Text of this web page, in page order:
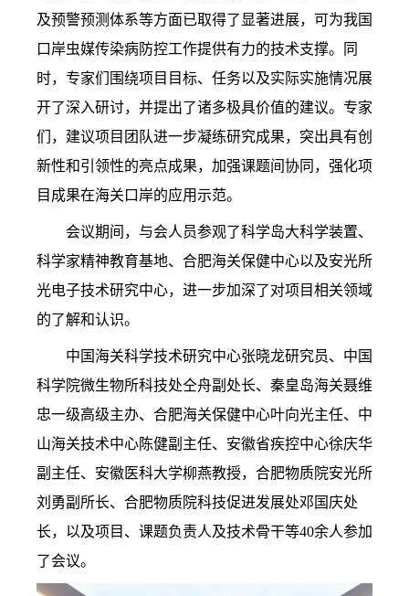
及预警预测体系等方面已取得了显著进展，可为我国
口岸虫媒传染病防控工作提供有力的技术支撑。同
时，专家们围绕项目目标、任务以及实际实施情况展
开了深入研讨，并提出了诸多极具价值的建议。专家
们，建议项目团队进一步凝练研究成果，突出具有创
新性和引领性的亮点成果，加强课题间协同，强化项
目成果在海关口岸的应用示范。
会议期间，与会人员参观了科学岛大科学装置、
科学家精神教育基地、合肥海关保健中心以及安光所
光电子技术研究中心，进一步加深了对项目相关领域
的了解和认识。
中国海关科学技术研究中心张晓龙研究员、中国
科学院微生物所科技处仝舟副处长、秦皇岛海关聂维
忠一级高级主办、合肥海关保健中心叶向光主任、中
山海关技术中心陈健副主任、安徽省疾控中心徐庆华
副主任、安徽医科大学柳燕教授，合肥物质院安光所
刘勇副所长、合肥物质院科技促进发展处邓国庆处
长，以及项目、课题负责人及技术骨干等40余人参加
了会议。